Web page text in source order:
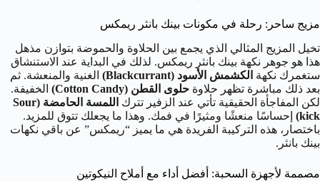
مزيج ساحر: رحلة في مكونات بينك بانثر ريمكس
تخيل المزيج المثالي الذي يجمع بين الحلاوة والحموضة بتوازن مذهل
هذا هو جوهر نكهة بينك بانثر ريمكس. لذلك في البداية عند الاستنشاق
ستغمرك نكهة الكشمش الأسود (Blackcurrant)
الغنية والمنعشة. ثم
بعد ذلك مباشرة تظهر حلاوة حلوى القطن (Cotton Candy)
الخفيفة.
لكن المفاجأة الحقيقية تأتي عند الزفير تترك
اللمسة الحامضة (Sour
kick)
إحساسًا منعشًا ومثيرًا في فمك. وهذا ما يجعلك تتوق للمزيد.
باختصار، هذه التركيبة الفريدة هي ما يميز “ريمكس” عن باقي نكهات
بينك بانثر.
مصممة لأجهزة السحبة: أفضل أداء مع أملاح النيكوتين